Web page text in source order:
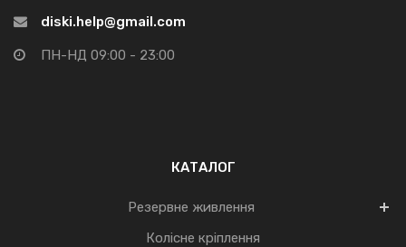
diski.help@gmail.com
ПН-НД 09:00 - 23:00
КАТАЛОГ
Резервне живлення
Колісне кріплення